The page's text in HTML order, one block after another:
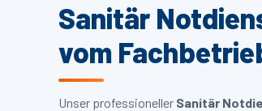
Sanitär
vom
Unser professioneller Sanitär